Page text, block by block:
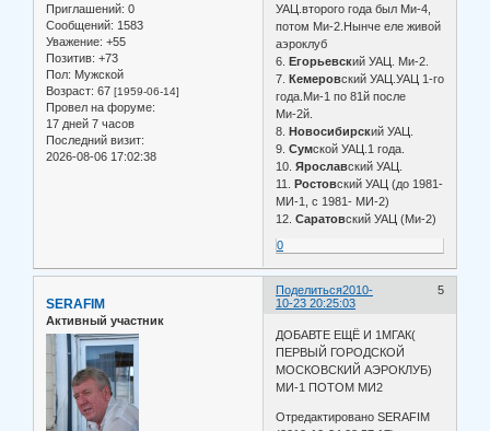
Приглашений: 0
Сообщений: 1583
Уважение: +55
Позитив: +73
Пол: Мужской
Возраст: 67 [1959-06-14]
Провел на форуме:
17 дней 7 часов
Последний визит:
2026-08-06 17:02:38
УАЦ.второго года был Ми-4,
потом Ми-2.Нынче еле живой
аэроклуб
6.Егорьевский УАЦ. Ми-2.
7.Кемеровский УАЦ.УАЦ 1-го
года.Ми-1 по 81й после
Ми-2й.
8.Новосибирский УАЦ.
9.Сумской УАЦ.1 года.
10.Ярославский УАЦ.
11.Ростовский УАЦ (до 1981-
МИ-1, с 1981- МИ-2)
12.Саратовский УАЦ (Ми-2)
0
Поделиться 5
2010-
10-23 20:25:03
SERAFIM
Активный участник
ДОБАВТЕ ЕЩЁ И 1МГАК(
ПЕРВЫЙ ГОРОДСКОЙ
МОСКОВСКИЙ АЭРОКЛУБ)
МИ-1 ПОТОМ МИ2
Отредактировано SERAFIM